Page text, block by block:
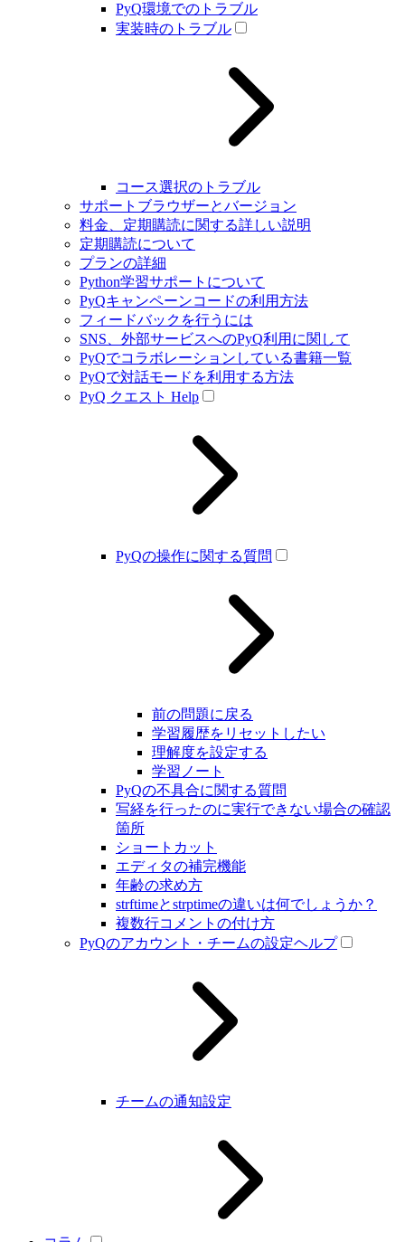
PyQ環境でのトラブル
実装時のトラブル
コース選択のトラブル
サポートブラウザーとバージョン
料金、定期購読に関する詳しい説明
定期購読について
プランの詳細
Python学習サポートについて
PyQキャンペーンコードの利用方法
フィードバックを行うには
SNS、外部サービスへのPyQ利用に関して
PyQでコラボレーションしている書籍一覧
PyQで対話モードを利用する方法
PyQ クエスト Help
PyQの操作に関する質問
前の問題に戻る
学習履歴をリセットしたい
理解度を設定する
学習ノート
PyQの不具合に関する質問
写経を行ったのに実行できない場合の確認
箇所
ショートカット
エディタの補完機能
年齢の求め方
strftimeとstrptimeの違いは何でしょうか？
複数行コメントの付け方
PyQのアカウント・チームの設定ヘルプ
チームの通知設定